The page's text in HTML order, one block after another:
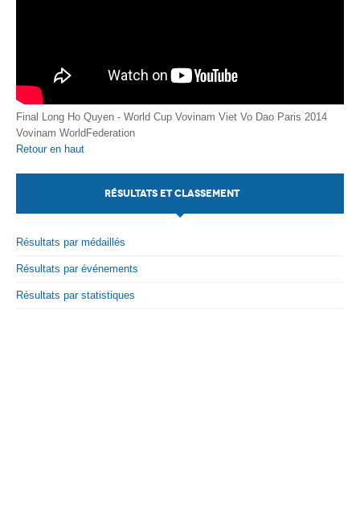
Final Long Ho Quyen - World Cup Vovinam Viet Vo Dao Paris 2014
Vovinam WorldFederation
Retour en haut
RÉSULTATS ET CLASSEMENT
Résultats par médaillés
Résultats par événements
Résultats par statistiques